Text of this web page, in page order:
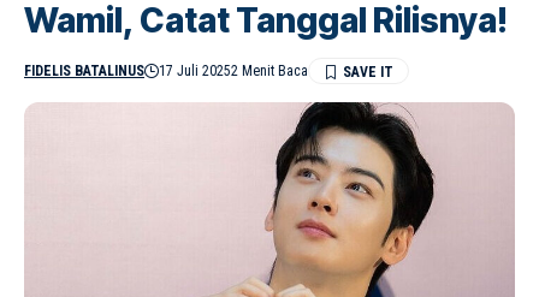
Wamil, Catat Tanggal Rilisnya!
FIDELIS BATALINUS 17 Juli 20252 Menit Baca